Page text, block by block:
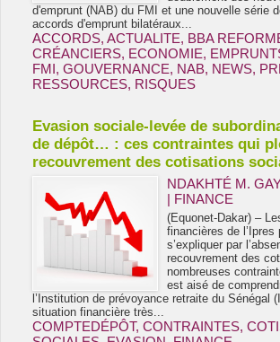
d'emprunt (NAB) du FMI et une nouvelle série
accords d'emprunt bilatéraux...
ACCORDS, ACTUALITE, BBA
CRÉANCIERS, ECONOMIE,
FMI, GOUVERNANCE, NAB, NEWS,
RESSOURCES, RISQUES
Evasion sociale-levée de
de dépôt… : ces contraintes qui
recouvrement des cotisations
NDAKHTÉ M.
| FINANCE
(Equonet-Dakar) –
financières de l’Ipres
s’expliquer par
recouvrement des
nombreuses
est aisé de
l’Institution de prévoyance retraite du Sénégal
situation financière très...
COMPTEDÉPÔT, CONTRAINTES,